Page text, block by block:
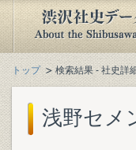
トップ 検索結果 - 社史詳
浅野セメ